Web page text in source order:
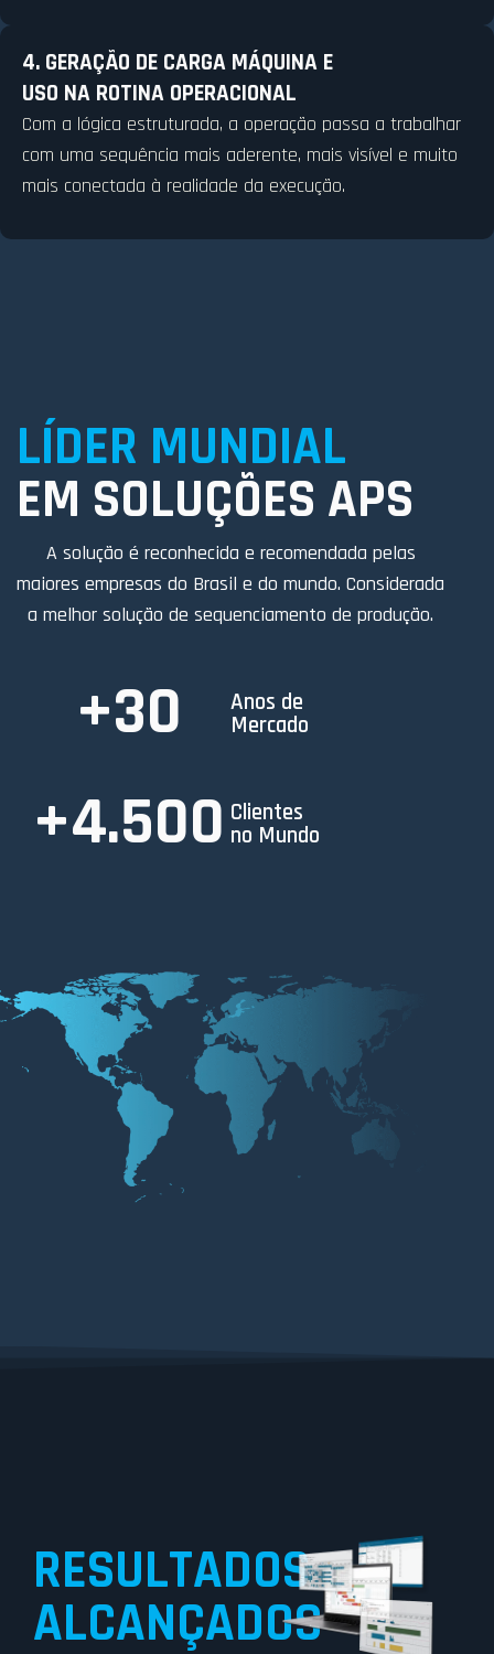
4. GERAÇÃO DE CARGA MÁQUINA E
USO NA ROTINA OPERACIONAL
Com a lógica estruturada, a operação passa a trabalhar
com uma sequência mais aderente, mais visível e muito
mais conectada à realidade da execução.
LÍDER MUNDIAL
EM SOLUÇÕES APS
A solução é reconhecida e recomendada pelas
maiores empresas do Brasil e do mundo. Considerada
a melhor solução de sequenciamento de produção.
Anos de
Mercado
+30
Clientes
no Mundo
+4.500
RESULTADOS
ALCANÇADOS